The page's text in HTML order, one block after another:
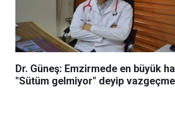
Dr. Güneş: Emzirmede en büyük
"Sütüm gelmiyor" deyip